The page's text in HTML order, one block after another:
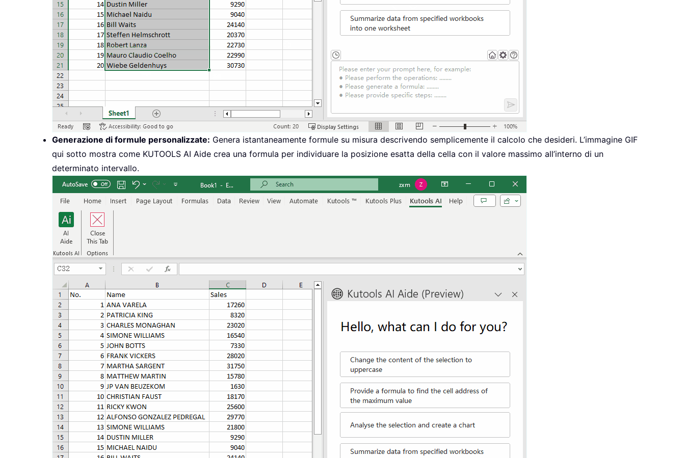
Generazione di formule personalizzate: Genera istantaneamente formule su misura descrivendo semplicemente il calcolo che desideri. L’immagine GIF
qui sotto mostra come KUTOOLS AI Aide crea una formula per individuare la posizione esatta della cella con il valore massimo all’interno di un
determinato intervallo.